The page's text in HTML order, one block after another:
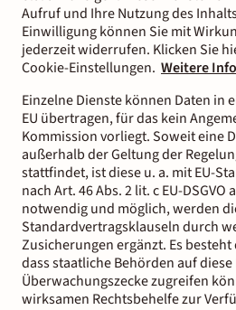
Aufruf und Ihre Nutzung des
Einwilligung können Sie mit
jederzeit widerrufen. Klicken Sie
Cookie-Einstellungen. Weitere
Einzelne Dienste können Daten in
EU übertragen, für das kein
Kommission vorliegt. Soweit eine
außerhalb der Geltung der
stattfindet, ist diese u. a. mit EU-
nach Art. 46 Abs. 2 lit. c EU-
notwendig und möglich, werden
Standardvertragsklauseln durch
Zusicherungen ergänzt. Es
dass staatliche Behörden auf
Überwachungszecke zugreifen
wirksamen Rechtsbehelfe zur